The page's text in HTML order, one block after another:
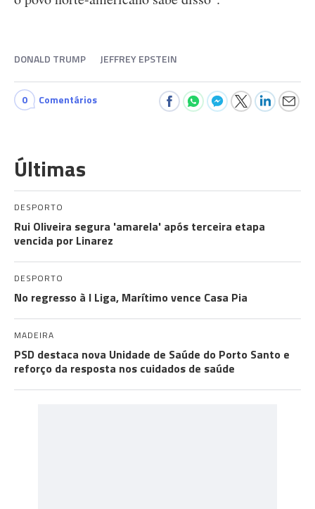
DONALD TRUMP JEFFREY EPSTEIN
0 Comentários
Últimas
DESPORTO
Rui Oliveira segura 'amarela' após terceira etapa
vencida por Linarez
DESPORTO
No regresso à I Liga, Marítimo vence Casa Pia
MADEIRA
PSD destaca nova Unidade de Saúde do Porto Santo e
reforço da resposta nos cuidados de saúde